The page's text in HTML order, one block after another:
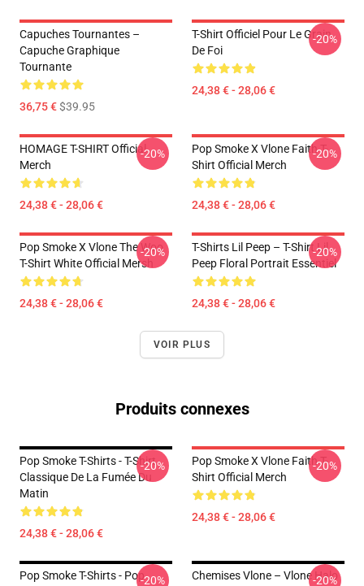
Capuches Tournantes –
Capuche Graphique
Tournante
36,75 €$39.95
T-Shirt Officiel Pour Le Grain
De Foi
24,38 € - 28,06 €
-20%
HOMAGE T-SHIRT Official
Merch
24,38 € - 28,06 €
-20%
Pop Smoke X Vlone Faith T-
Shirt Official Merch
24,38 € - 28,06 €
-20%
Pop Smoke X Vlone The Woo
T-Shirt White Official Mersh
24,38 € - 28,06 €
-20%
T-Shirts Lil Peep – T-Shirt Lil
Peep Floral Portrait Essentiel
24,38 € - 28,06 €
-20%
VOIR PLUS
Produits connexes
Pop Smoke T-Shirts - T-Shirt
Classique De La Fumée Du
Matin
24,38 € - 28,06 €
-20%
Pop Smoke X Vlone Faith T-
Shirt Official Merch
24,38 € - 28,06 €
-20%
Pop Smoke T-Shirts - Pop-20%
Chemises Vlone – Vlone Halo
-20%